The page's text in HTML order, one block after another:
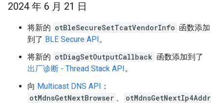
2024 年 6 月 21 日
将新的 otBleSecureSetTcatVendorInfo 函数添加
到了 BLE Secure API。
将新的 otDiagSetOutputCallback 函数添加到了
出厂诊断 - Thread Stack API。
向 Multicast DNS API ：
otMdnsGetNextBrowser 、
otMdnsGetNextIp4Addr